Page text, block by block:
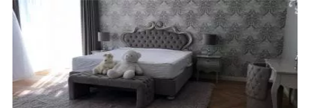
sich anmelden mit
oder
Email
Danke für die Registrierung
Ein Link zur Passwortwiederherstellung wurde an
Ihre E-Mail-Adresse gesendet.